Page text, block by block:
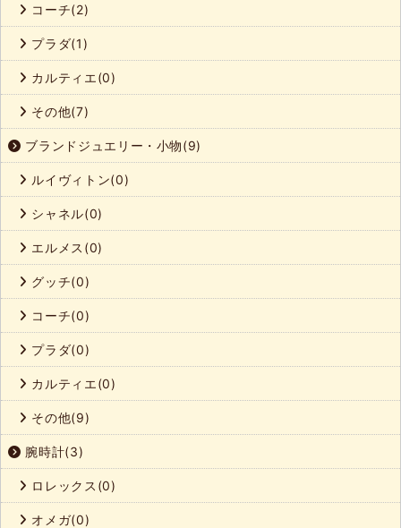
コーチ(2)
プラダ(1)
カルティエ(0)
その他(7)
ブランドジュエリー・小物(9)
ルイヴィトン(0)
シャネル(0)
エルメス(0)
グッチ(0)
コーチ(0)
プラダ(0)
カルティエ(0)
その他(9)
腕時計(3)
ロレックス(0)
オメガ(0)